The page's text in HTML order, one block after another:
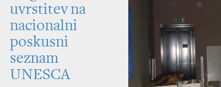
uvrstitev na
nacionalni
poskusni
seznam
UNESCA